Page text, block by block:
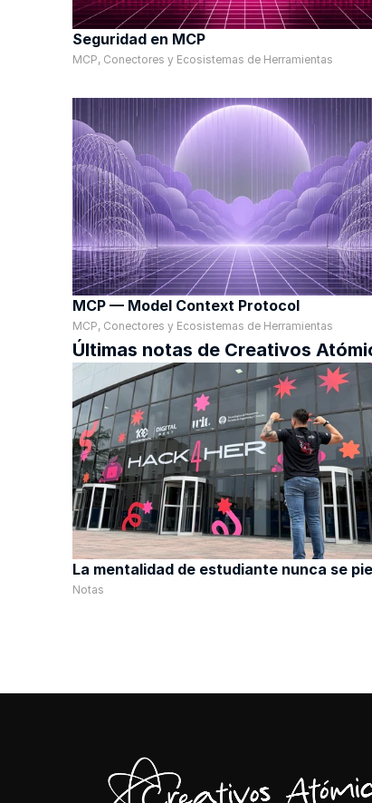
Seguridad en MCP
MCP, Conectores y Ecosistemas de Herramientas
MCP — Model Context Protocol
MCP, Conectores y Ecosistemas de Herramientas
Últimas notas de Creativos
La mentalidad de estudiante nunca se
Notas